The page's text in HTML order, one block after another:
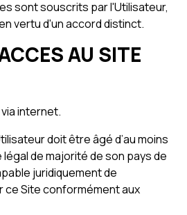
sont souscrits par l'Utilisateur,
vertu d'un accord distinct.
AU SITE
internet.
doit être âgé d’au moins
légal de majorité de son pays de
juridiquement de
ce Site conformément aux